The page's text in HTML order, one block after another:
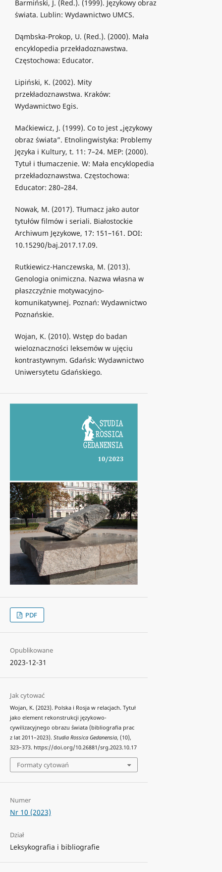
Barmiński, J. (Red.). (1999). Językowy obraz
świata. Lublin: Wydawnictwo UMCS.
Dąmbska-Prokop, U. (Red.). (2000). Mała
encyklopedia przekładoznawstwa.
Częstochowa: Educator.
Lipiński, K. (2002). Mity
przekładoznawstwa. Kraków:
Wydawnictwo Egis.
Maćkiewicz, J. (1999). Co to jest „językowy
obraz świata”. Etnolingwistyka: Problemy
Języka i Kultury, t. 11: 7–24. MEP: (2000).
Tytuł i tłumaczenie. W: Mała encyklopedia
przekładoznawstwa. Częstochowa:
Educator: 280–284.
Nowak, M. (2017). Tłumacz jako autor
tytułów filmów i seriali. Białostockie
Archiwum Językowe, 17: 151–161. DOI:
10.15290/baj.2017.17.09.
Rutkiewicz-Hanczewska, M. (2013).
Genologia onimiczna. Nazwa własna w
płaszczyźnie motywacyjno-
komunikatywnej. Poznań: Wydawnictwo
Poznańskie.
Wojan, K. (2010). Wstęp do badan
wieloznaczności leksemów w ujęciu
kontrastywnym. Gdańsk: Wydawnictwo
Uniwersytetu Gdańskiego.
PDF
Opublikowane
2023-12-31
Jak cytować
Wojan, K. (2023). Polska i Rosja w relacjach. Tytuł
jako element rekonstrukcji językowo-
cywilizacyjnego obrazu świata (bibliografia prac
z lat 2011–2023). Studia Rossica Gedanensia, (10),
323–373. https://doi.org/10.26881/srg.2023.10.17
Formaty cytowań
Numer
Nr 10 (2023)
Dział
Leksykografia i bibliografie